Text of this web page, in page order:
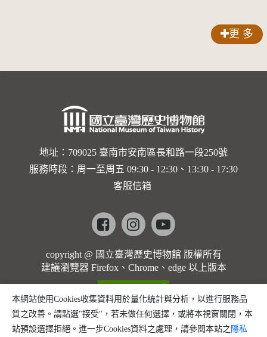
的依戀—
勒大地之
歌]【對
世界與生
命的依戀
馬勒大地
之歌】
更 多
地址：709025 臺南市安南區長和路一段250號
服務時段：周一至周五 09:30 - 12:30、13:30 - 17:30
客服信箱
Facebookinstagramyoutube
copyright @ 國立臺灣歷史博物館 版權所有
建議瀏覽器 Firefox、Chrome、edge 以上版本
本網站使用Cookies收集資料用於量化統計與分析，以進行服務品
質之改善。請點選"接受"，若未做任何選擇，或將本視窗關閉，本
站預設選擇拒絕。進一步Cookies資料之處理，請參閱本站之 隱私